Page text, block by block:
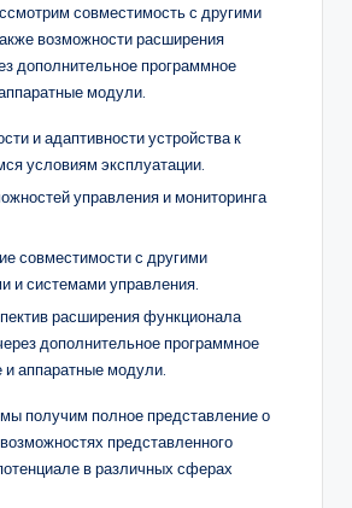
совместимость с другими
возможности расширения
дополнительное программное
модули.
и адаптивности устройства к
условиям эксплуатации.
управления и мониторинга
совместимости с другими
и системами управления.
расширения функционала
дополнительное программное
и аппаратные модули.
получим полное представление о
представленного
в различных сферах